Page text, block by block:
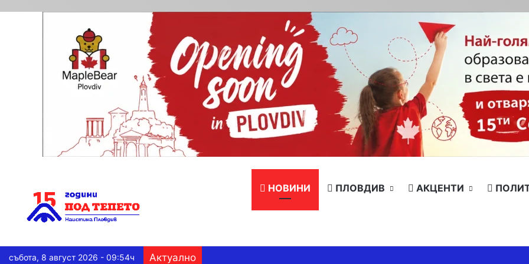
НОВИНИ ПЛОВДИВ АКЦЕНТИ
събота, 8 август 2026 - 09:54ч Актуално